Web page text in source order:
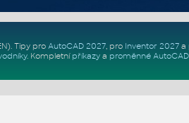
. Tipy pro AutoCAD 2027, pro Inventor 2027a
. Kompletní příkazya proměnné